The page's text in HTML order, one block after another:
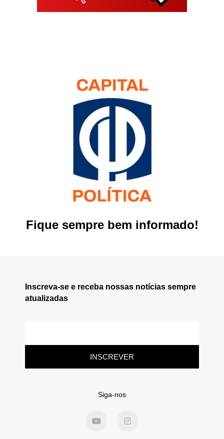
Fique sempre bem informado!
Inscreva-se e receba nossas notícias sempre
atualizadas
INSCREVER
Siga-nos